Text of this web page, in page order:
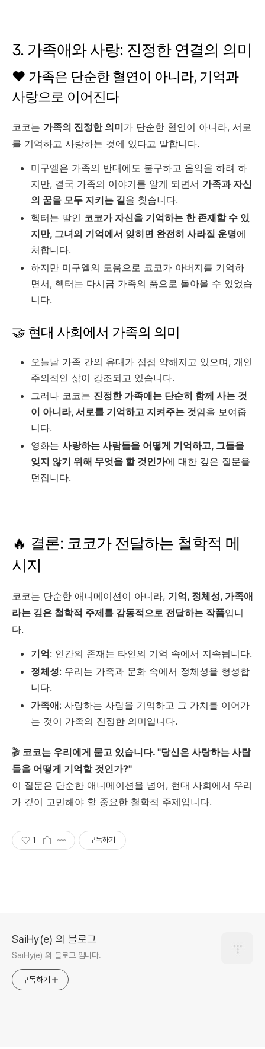
3. 가족애와 사랑: 진정한 연결의 의미
❤️ 가족은 단순한 혈연이 아니라, 기억과
사랑으로 이어진다
코코는 가족의 진정한 의미가 단순한 혈연이 아니라, 서로
를 기억하고 사랑하는 것에 있다고 말합니다.
미구엘은 가족의 반대에도 불구하고 음악을 하려 하
지만, 결국 가족의 이야기를 알게 되면서 가족과 자신
의 꿈을 모두 지키는 길을 찾습니다.
헥터는 딸인 코코가 자신을 기억하는 한 존재할 수 있
지만, 그녀의 기억에서 잊히면 완전히 사라질 운명에
처합니다.
하지만 미구엘의 도움으로 코코가 아버지를 기억하
면서, 헥터는 다시금 가족의 품으로 돌아올 수 있었습
니다.
🤝 현대 사회에서 가족의 의미
오늘날 가족 간의 유대가 점점 약해지고 있으며, 개인
주의적인 삶이 강조되고 있습니다.
그러나 코코는 진정한 가족애는 단순히 함께 사는 것
이 아니라, 서로를 기억하고 지켜주는 것임을 보여줍
니다.
영화는 사랑하는 사람들을 어떻게 기억하고, 그들을
잊지 않기 위해 무엇을 할 것인가에 대한 깊은 질문을
던집니다.
🔥 결론: 코코가 전달하는 철학적 메
시지
코코는 단순한 애니메이션이 아니라, 기억, 정체성, 가족애
라는 깊은 철학적 주제를 감동적으로 전달하는 작품입니
다.
기억: 인간의 존재는 타인의 기억 속에서 지속됩니다.
정체성: 우리는 가족과 문화 속에서 정체성을 형성합
니다.
가족애: 사랑하는 사람을 기억하고 그 가치를 이어가
는 것이 가족의 진정한 의미입니다.
🎬 코코는 우리에게 묻고 있습니다. "당신은 사랑하는 사람
들을 어떻게 기억할 것인가?"
이 질문은 단순한 애니메이션을 넘어, 현대 사회에서 우리
가 깊이 고민해야 할 중요한 철학적 주제입니다.
1 구독하기
SaiHy(e) 의 블로그
SaiHy(e) 의 블로그 입니다.
구독하기